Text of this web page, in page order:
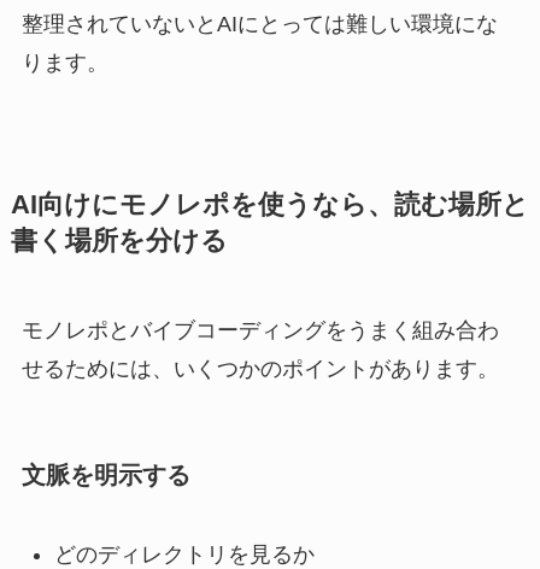
整理されていないとAIにとっては難しい環境にな
ります。
AI向けにモノレポを使うなら、読む場所と
書く場所を分ける
モノレポとバイブコーディングをうまく組み合わ
せるためには、いくつかのポイントがあります。
文脈を明示する
どのディレクトリを見るか